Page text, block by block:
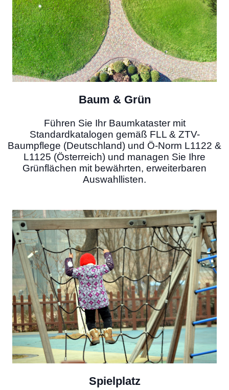
Baum & Grün
Führen Sie Ihr Baumkataster mit
Standardkatalogen gemäß FLL & ZTV-
Baumpflege (Deutschland) und Ö-Norm L1122 &
L1125 (Österreich) und managen Sie Ihre
Grünflächen mit bewährten, erweiterbaren
Auswahllisten.
Spielplatz